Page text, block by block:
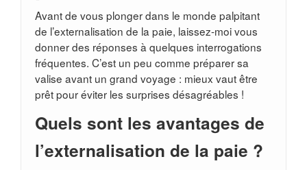
Avant de vous plonger dans le monde palpitant
de l’externalisation de la paie, laissez-moi vous
donner des réponses à quelques interrogations
fréquentes. C’est un peu comme préparer sa
valise avant un grand voyage : mieux vaut être
prêt pour éviter les surprises désagréables !
Quels sont les avantages de
l’externalisation de la paie ?